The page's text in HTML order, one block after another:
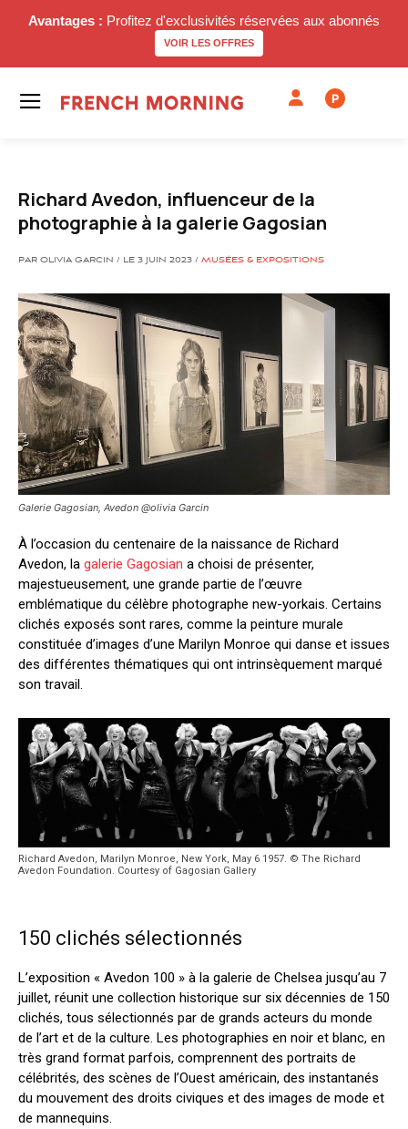
Avantages : Profitez d'exclusivités réservées aux abonnés
VOIR LES OFFRES
P
Richard Avedon, influenceur de la
photographie à la galerie Gagosian
PAR OLIVIA GARCIN / LE 3 JUIN 2023 / MUSÉES & EXPOSITIONS
Galerie Gagosian, Avedon @olivia Garcin
À l’occasion du centenaire de la naissance de Richard
Avedon, la galerie Gagosian a choisi de présenter,
majestueusement, une grande partie de l’œuvre
emblématique du célèbre photographe new-yorkais. Certains
clichés exposés sont rares, comme la peinture murale
constituée d’images d’une Marilyn Monroe qui danse et issues
des différentes thématiques qui ont intrinsèquement marqué
son travail.
Richard Avedon, Marilyn Monroe, New York, May 6 1957. © The Richard
Avedon Foundation. Courtesy of Gagosian Gallery
150 clichés sélectionnés
L’exposition « Avedon 100 » à la galerie de Chelsea jusqu’au 7
juillet, réunit une collection historique sur six décennies de 150
clichés, tous sélectionnés par de grands acteurs du monde
de l’art et de la culture. Les photographies en noir et blanc, en
très grand format parfois, comprennent des portraits de
célébrités, des scènes de l’Ouest américain, des instantanés
du mouvement des droits civiques et des images de mode et
de mannequins.